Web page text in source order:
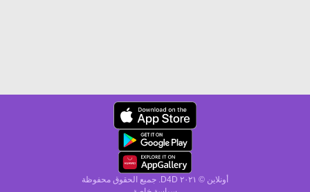
أونلاين © ۲۰٢١ D4D. جميع الحقوق محفوظة